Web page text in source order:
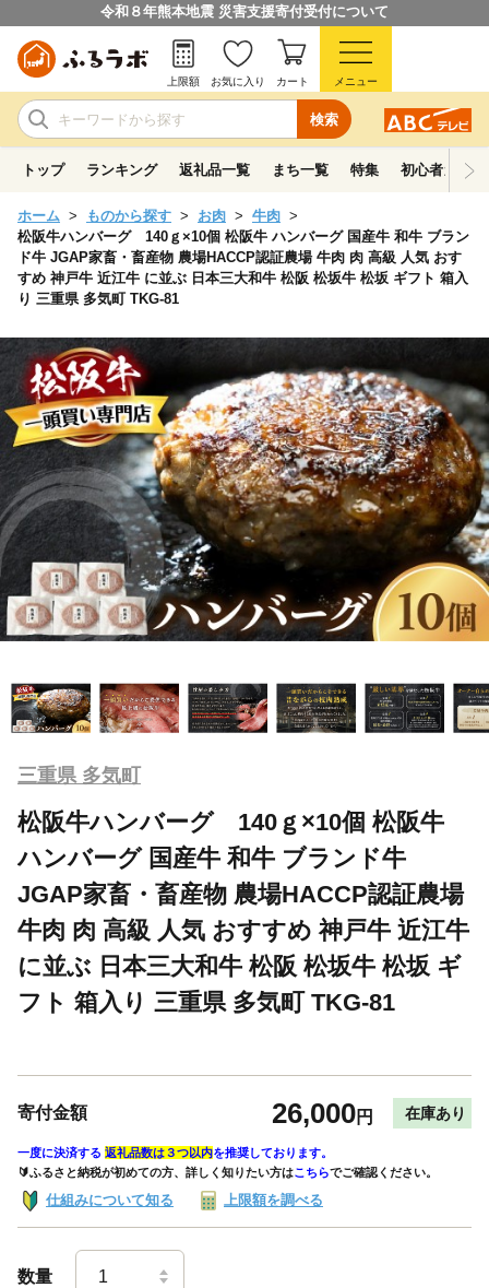
令和８年熊本地震 災害支援寄付受付について
検索
上限額 お気に入り カート メニュー
トップ ランキング 返礼品一覧 まち一覧 特集 初心者ガイド
ホーム ものから探す お肉
牛肉
松阪牛ハンバーグ 140ｇ×10個 松阪牛 ハンバーグ 国産牛 和牛 ブラン
ド牛 JGAP家畜・畜産物 農場HACCP認証農場 牛肉 肉 高級 人気 おす
すめ 神戸牛 近江牛 に並ぶ 日本三大和牛 松阪 松坂牛 松坂 ギフト 箱入
り 三重県 多気町 TKG-81
三重県 多気町
松阪牛ハンバーグ 140ｇ×10個 松阪牛
ハンバーグ 国産牛 和牛 ブランド牛
JGAP家畜・畜産物 農場HACCP認証農場
牛肉 肉 高級 人気 おすすめ 神戸牛 近江牛
に並ぶ 日本三大和牛 松阪 松坂牛 松坂 ギ
フト 箱入り 三重県 多気町 TKG-81
寄付金額 26,000円 在庫あり
一度に決済する 返礼品数は３つ以内を推奨しております。
🔰ふるさと納税が初めての方、詳しく知りたい方はこちらでご確認ください。
仕組みについて知る 上限額を調べる
数量